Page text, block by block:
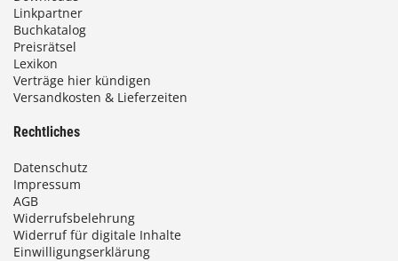
Linkpartner
Buchkatalog
Preisrätsel
Lexikon
Verträge hier kündigen
Versandkosten & Lieferzeiten
Rechtliches
Datenschutz
Impressum
AGB
Widerrufsbelehrung
Widerruf für digitale Inhalte
Einwilligungserklärung